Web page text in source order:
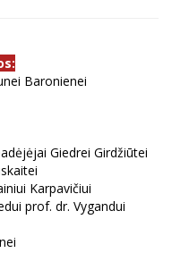
Baronienei
Giedrei Girdžiūtei
Karpavičiui
prof. dr. Vygandui